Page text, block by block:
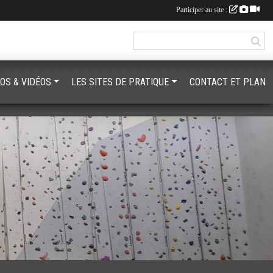
& VIDÉOS LES SITES DE PRATIQUE CONTACT ET PLAN
Participer au site :